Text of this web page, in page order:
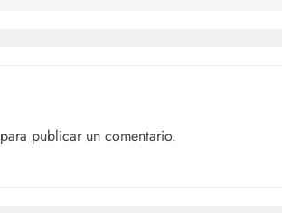
para publicar un comentario.